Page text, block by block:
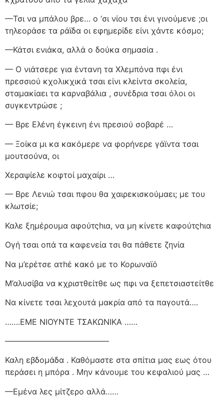
—Τσι να μπάλου βρε… ο ‘σι νίου τσι ένι γινούμενε ;οι
τηλεοράσε τα ράϊδα οι εφημερίδε είνι χάντε κόσμο;
—Κάτσι ενιάκα, αλλά ο δούκα σημασία .
— Ο νιάτσερε για έντανη τα Χλεμπόνα πφι ένι
πρεσσιού κχολικχικά τσαι είνι κλείντα σκολεία,
σταμακίαει τα καρναβάλια , συνέδρια τσαι όλοι οι
συγκεντρώσε ;
— Βρε Ελένη έγκεινη ένι πρεσιού σοβαρέ …
— Ξοίκα μι κα κακόμερε να φορήνερε γάϊντα τσαι
μουτσούνα, οι
Χεραψίελε κοφτοί μαχαίρι …
— Βρε Λενιώ τσαι πφου θα χαιρεκισκούμαει; με του
κλωτσίε;
Καλε ξημέρουμα αφούτςhια, να μη κίνετε καφούτςhια
Ογή τσαι οπά τα καφενεία τσι θα πάθετε ζηνία
Να μ’ερέτσε ατhέ κακό με το Κορωναϊό
Μ’αλυσίβα να κχριστθείτθε ως πφι να ξεπετσιαστείτθε
Να κίνετε τσαι λεχουτά μακρία από τα παγουτά….
…….ΕΜΕ ΝΙΟΥΝΤΕ ΤΣΑΚΩΝΙΚΑ ……
—————————————
Καλη εβδομάδα . Καθόμαστε στα σπίτια μας εως ότου
περάσει η μπόρα . Μην κάνουμε του κεφαλιού μας …
—Εμένα λες μίτζερο αλλά……